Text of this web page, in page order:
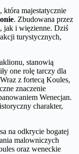
która majestatycznie
. Zbudowana przez
jak i więzienne. Dziś
turystycznych,
stanowią
one rolę tarczy dla
z fortecą Koules,
znaczenie
Wenecjan.
charakter,
na odkrycie bogatej
malowniczych
oraz weneckie